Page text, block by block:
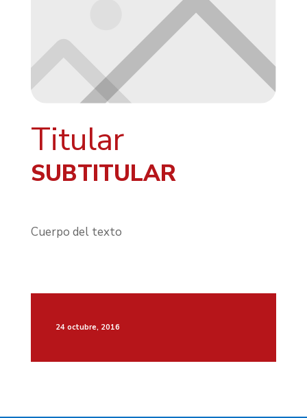
Titular
SUBTITULAR
Cuerpo del texto
24 octubre, 2016